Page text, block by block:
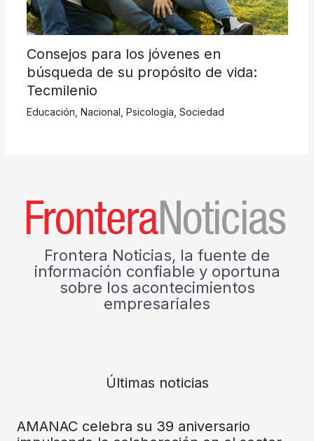
Consejos para los jóvenes en
búsqueda de su propósito de vida:
Tecmilenio
Educación Nacional Psicología Sociedad
Frontera Noticias, la fuente de
información confiable y oportuna
sobre los acontecimientos
empresariales
Últimas noticias
AMANAC celebra su 39 aniversario